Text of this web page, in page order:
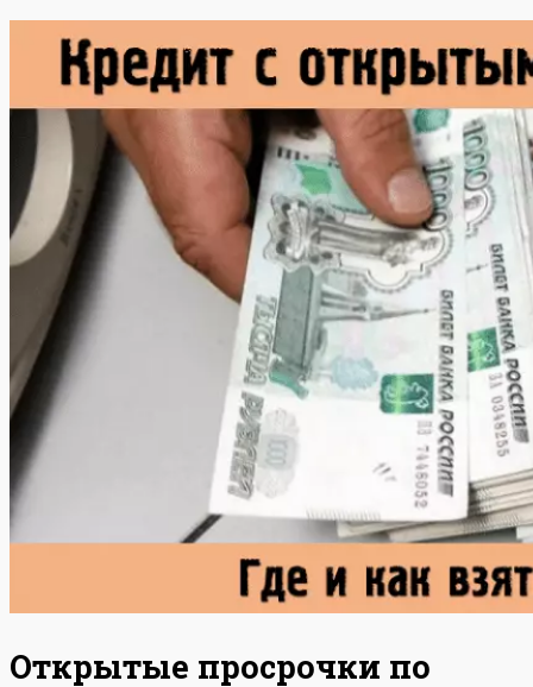
Открытые просрочки по